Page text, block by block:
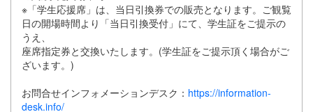
※「学生応援席」は、当日引換券での販売となります。ご観覧
日の開場時間より「当日引換受付」にて、学生証をご提示の
うえ、
座席指定券と交換いたします。(学生証をご提示頂く場合がご
ざいます。)
お問合せインフォメーションデスク： https://information-
desk.info/